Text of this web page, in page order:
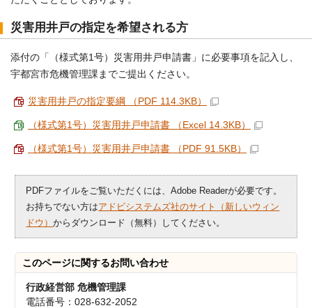
災害用井戸の指定を希望される方
添付の「（様式第1号）災害用井戸申請書」に必要事項を記入し、
宇都宮市危機管理課までご提出ください。
災害用井戸の指定要綱 （PDF 114.3KB）
（様式第1号）災害用井戸申請書 （Excel 14.3KB）
（様式第1号）災害用井戸申請書 （PDF 91.5KB）
PDFファイルをご覧いただくには、Adobe Readerが必要です。
お持ちでない方はアドビシステムズ社のサイト（新しいウィン
ドウ）からダウンロード（無料）してください。
このページに関するお問い合わせ
行政経営部 危機管理課
電話番号：028-632-2052